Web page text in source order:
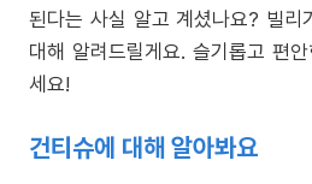
된다는 사실 알고 계셨나요? 빌
대해 알려드릴게요. 슬기롭고 편
세요!
건티슈에 대해 알아봐요